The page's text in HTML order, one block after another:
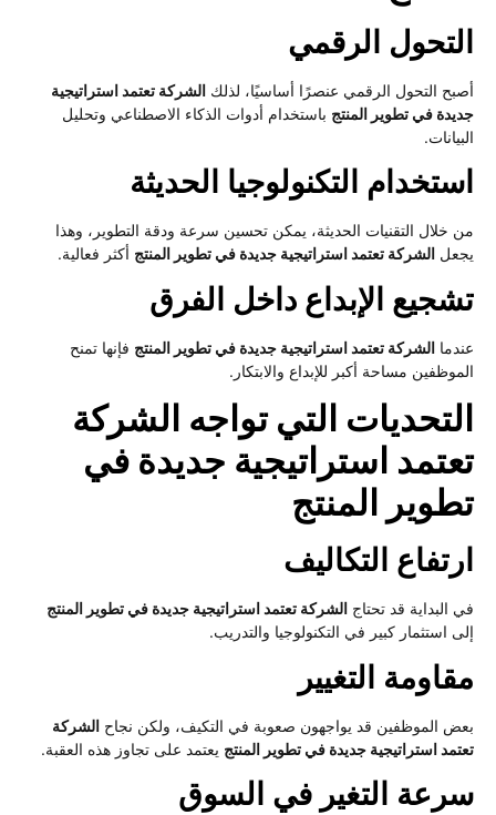
الرقمي
التحول الرقمي عنصرًا أساسيًا، لذلك الشركة تعتمد استراتيجية
في تطوير المنتجباستخدام أدوات الذكاء الاصطناعي وتحليل
التكنولوجيا الحديثة
خلال التقنيات الحديثة، يمكن تحسين سرعة ودقة التطوير، وهذا
الشركة تعتمد استراتيجية جديدة في تطوير المنتج أكثر فعالية.
الإبداع داخل الفرق
الشركة تعتمد استراتيجية جديدة في تطوير المنتجفإنها تمنح
مساحة أكبر للإبداع والابتكار.
التي تواجه الشركة
استراتيجية جديدة في
المنتج
التكاليف
البداية قد تحتاجالشركة تعتمد استراتيجية جديدة في تطوير المنتج
استثمار كبير في التكنولوجيا والتدريب.
التغيير
الموظفين قد يواجهون صعوبة في التكيف، ولكن نجاح الشركة
استراتيجية جديدة في تطوير المنتجيعتمد على تجاوز هذه العقبة.
التغير في السوق